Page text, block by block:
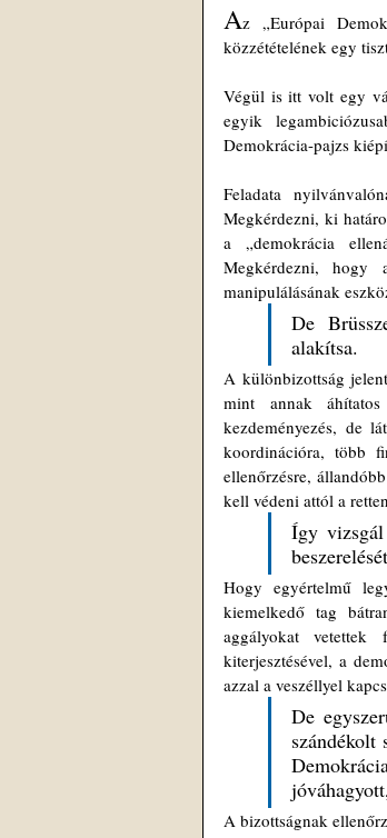
Az „Európai
közzétételének egy
Végül is itt volt egy
egyik
Demokrácia-pajzs
Feladata
Megkérdezni, ki
a „demokrácia
Megkérdezni, hogy
manipulálásának
De
alakítsa.
A különbizottság
mint annak
kezdeményezés, de
koordinációra, több
ellenőrzésre,
kell védeni attól a
Így
Hogy egyértelmű
kiemelkedő tag
aggályokat vetettek
kiterjesztésével, a
azzal a veszéllyel
De
A bizottságnak